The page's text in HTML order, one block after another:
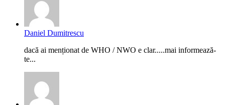
Daniel Dumitrescu
dacă ai menționat de WHO / NWO e clar.....mai informează-
te...